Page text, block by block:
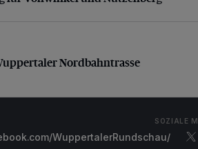
Nordbahntrasse
Nordbahntrasse
SOZIALE
WuppertalerRundschau/